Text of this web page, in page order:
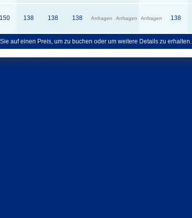
150 138 138 138 Anfragen Anfragen Anfragen 138
auf einen Preis, um zu buchen oder um weitere Details zu erhalten.